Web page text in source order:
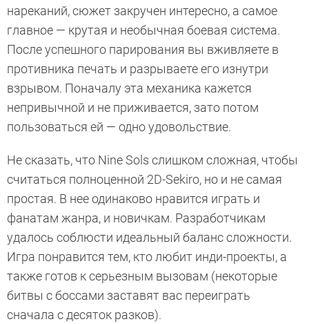
нареканий, сюжет закручен интересно, а самое
главное — крутая и необычная боевая система.
После успешного парирования вы вживляете в
противника печать и разрываете его изнутри
взрывом. Поначалу эта механика кажется
непривычной и не приживается, зато потом
пользоваться ей — одно удовольствие.
Не сказать, что Nine Sols слишком сложная, чтобы
считаться полноценной 2D-Sekiro, но и не самая
простая. В нее одинаково нравится играть и
фанатам жанра, и новичкам. Разработчикам
удалось соблюсти идеальный баланс сложности.
Игра понравится тем, кто любит инди-проекты, а
также готов к серьезным вызовам (некоторые
битвы с боссами заставят вас переиграть
сначала с десяток разков).